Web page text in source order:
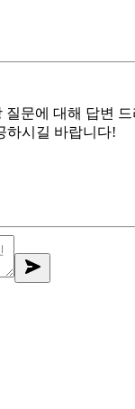
질문에 대해 답변
하시길 바랍니다!